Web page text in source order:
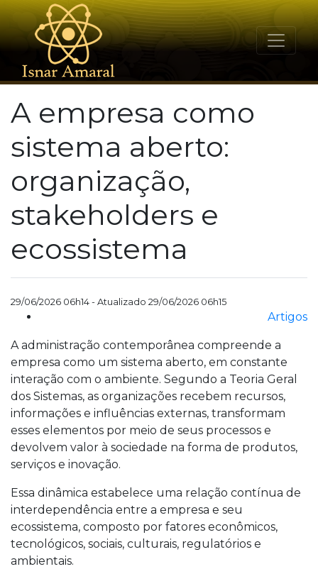
A empresa como
sistema aberto:
organização,
stakeholders e
ecossistema
29/06/2026 06h14 - Atualizado 29/06/2026 06h15
Artigos
A administração contemporânea compreende a
empresa como um sistema aberto, em constante
interação com o ambiente. Segundo a Teoria Geral
dos Sistemas, as organizações recebem recursos,
informações e influências externas, transformam
esses elementos por meio de seus processos e
devolvem valor à sociedade na forma de produtos,
serviços e inovação.
Essa dinâmica estabelece uma relação contínua de
interdependência entre a empresa e seu
ecossistema, composto por fatores econômicos,
tecnológicos, sociais, culturais, regulatórios e
ambientais.